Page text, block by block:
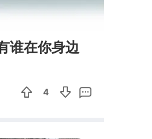
谁在你身边
4